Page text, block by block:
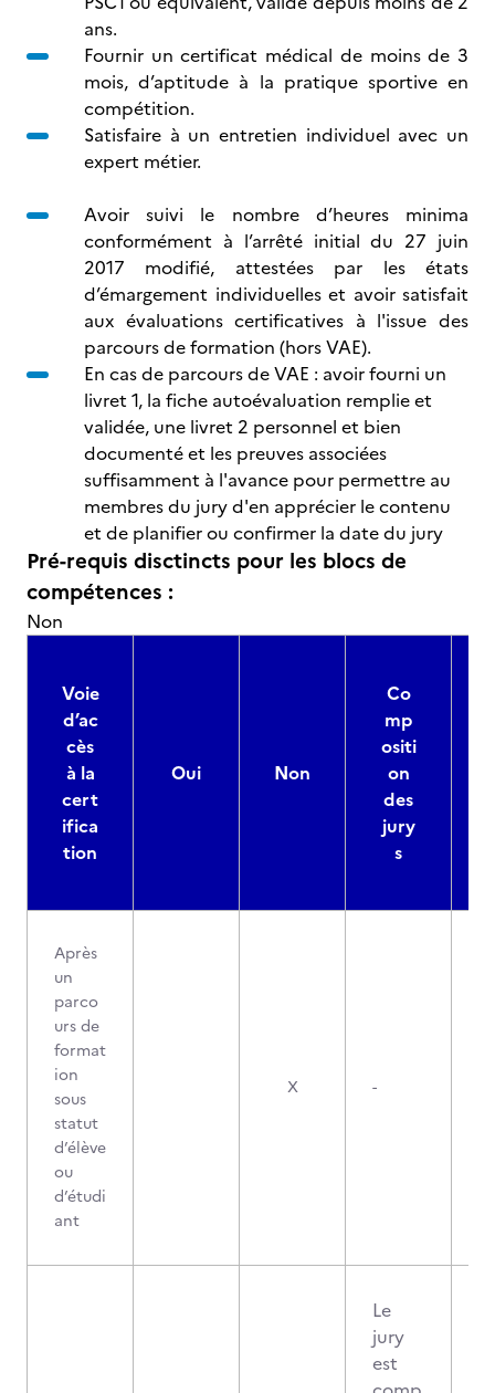
ans.
Fournir un certificat médical de moins de 3
mois, d’aptitude à la pratique sportive en
compétition.
Satisfaire à un entretien individuel avec un
expert métier.
Avoir suivi le nombre d’heures minima
conformément à l’arrêté initial du 27 juin
2017 modifié, attestées par les états
d’émargement individuelles et avoir satisfait
aux évaluations certificatives à l'issue des
parcours de formation (hors VAE).
En cas de parcours de VAE : avoir fourni un
livret 1, la fiche autoévaluation remplie et
validée, une livret 2 personnel et bien
documenté et les preuves associées
suffisamment à l'avance pour permettre au
membres du jury d'en apprécier le contenu
et de planifier ou confirmer la date du jury
Pré-requis disctincts pour les blocs de
compétences :
Non
Voie
d’ac
cès
à la
cert
ifica
tion
Oui Non
Co
mp
ositi
on
des
jury
s
Après
un
parco
urs de
format
ion
sous
statut
d’élève
ou
d’étudi
ant
X -
Le
jury
est